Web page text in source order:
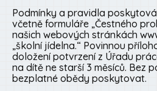
Podmínky a pravidla
včetně formuláře „Čestného
našich webových stránkách
„školní jídelna.“ Povinnou
doložení potvrzení z Úřadu
na dítě ne starší 3 měsíců. Bez
bezplatné obědy poskytovat.